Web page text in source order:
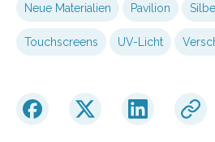
Neue Materialien Pavilion
Touchscreens UV-Licht